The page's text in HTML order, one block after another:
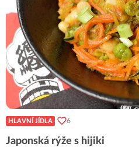
HLAVNÍ JÍDLA 6
Japonská rýže s hijiki